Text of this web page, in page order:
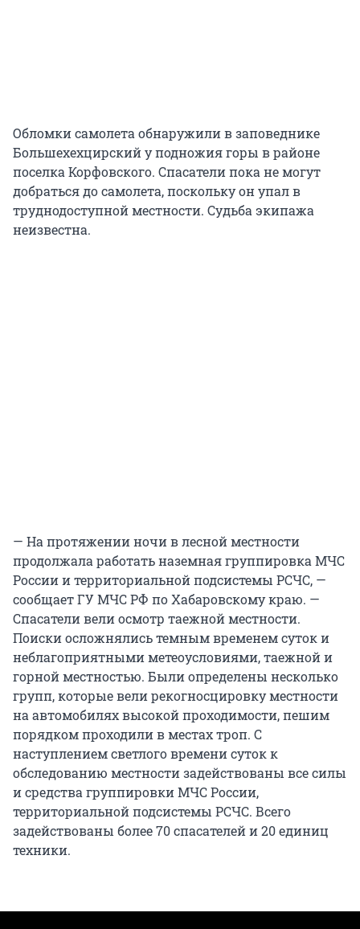
Обломки самолета обнаружили в заповеднике
Большехехцирский у подножия горы в районе
поселка Корфовского. Спасатели пока не могут
добраться до самолета, поскольку он упал в
труднодоступной местности. Судьба экипажа
неизвестна.
— На протяжении ночи в лесной местности
продолжала работать наземная группировка МЧС
России и территориальной подсистемы РСЧС, —
сообщает ГУ МЧС РФ по Хабаровскому краю. —
Спасатели вели осмотр таежной местности.
Поиски осложнялись темным временем суток и
неблагоприятными метеоусловиями, таежной и
горной местностью. Были определены несколько
групп, которые вели рекогносцировку местности
на автомобилях высокой проходимости, пешим
порядком проходили в местах троп. С
наступлением светлого времени суток к
обследованию местности задействованы все силы
и средства группировки МЧС России,
территориальной подсистемы РСЧС. Всего
задействованы более 70 спасателей и 20 единиц
техники.